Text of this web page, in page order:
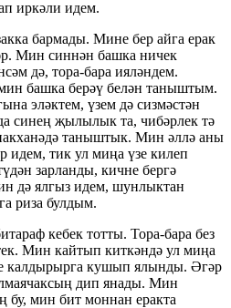
иркәли идем.
бармады. Мине бер айга ерак
Мин синнән башка ничек
дә, тора-бара ияләндем.
башка берәү белән таныштым.
эләктем, үзем дә сизмәстән
синең җылылык та, чибәрлек тә
таныштык. Мин әллә аны
идем, тик ул миңа үзе килеп
зарланды, кичне бергә
дә ялгыз идем, шунлыктан
риза булдым.
кебек тотты. Тора-бара без
Мин кайтып киткәндә ул миңа
калдырырга кушып ялынды. Әгәр
дип янады. Мин
бу, мин бит моннан еракта